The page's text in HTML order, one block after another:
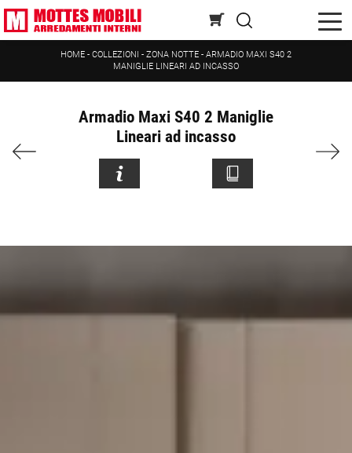
HOME - COLLEZIONI - ZONA NOTTE - ARMADIO MAXI S40 2
MANIGLIE LINEARI AD INCASSO
Armadio Maxi S40 2 Maniglie
Lineari ad incasso